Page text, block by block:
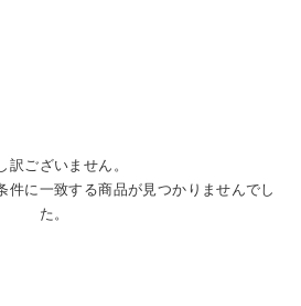
訳ございません。
件に一致する商品が見つかりませんでし
た。